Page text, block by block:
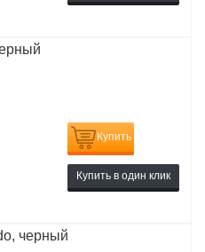
Купить
Купить в один клик
черный